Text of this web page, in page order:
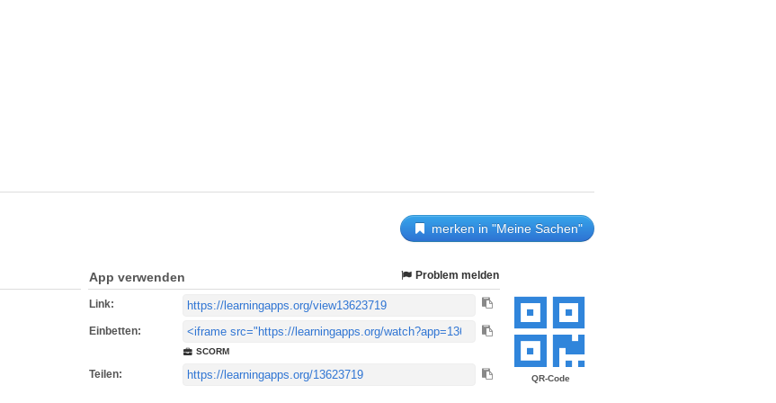
merken in "Meine Sachen"
QR-Code
App verwenden Problem melden
Link:
Einbetten:
SCORM
Teilen: